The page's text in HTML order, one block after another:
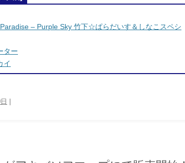
– Purple Sky 竹下☆ぱらだいす＆しなこスペシ
ター
イ